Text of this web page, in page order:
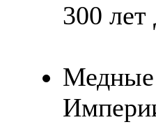
300
Медные